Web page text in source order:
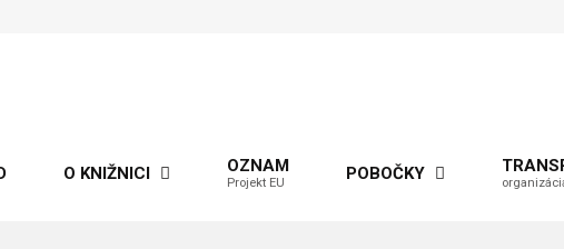
O KNIŽNICI OZNAM
Projekt EU POBOČKY